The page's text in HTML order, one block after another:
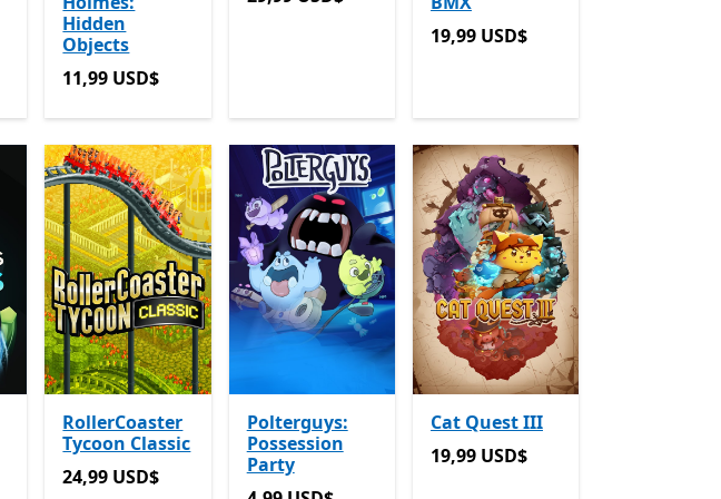
Hidden
Objects
11,99 USD$
11,99 USD$
19,99 USD$
19,99 USD$
RollerCoaster
Tycoon Classic
24,99 USD$
24,99 USD$
Polterguys:
Possession
Party
Cat Quest III
19,99 USD$
19,99 USD$